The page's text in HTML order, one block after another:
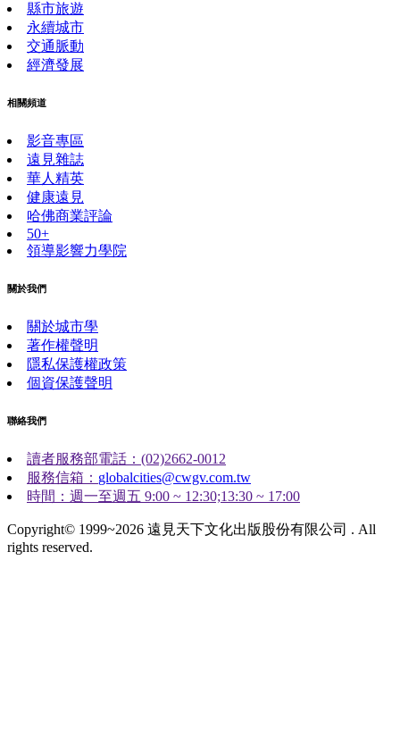
縣市旅遊
永續城市
交通脈動
經濟發展
相關頻道
影音專區
遠見雜誌
華人精英
健康遠見
哈佛商業評論
50+
領導影響力學院
關於我們
關於城市學
著作權聲明
隱私保護權政策
個資保護聲明
聯絡我們
讀者服務部電話：(02)2662-0012
服務信箱： globalcities@cwgv.com.tw
時間：週一至週五 9:00 ~ 12:30;13:30 ~ 17:00
Copyright© 1999~2026 遠見天下文化出版股份有限公司 . All
rights reserved.